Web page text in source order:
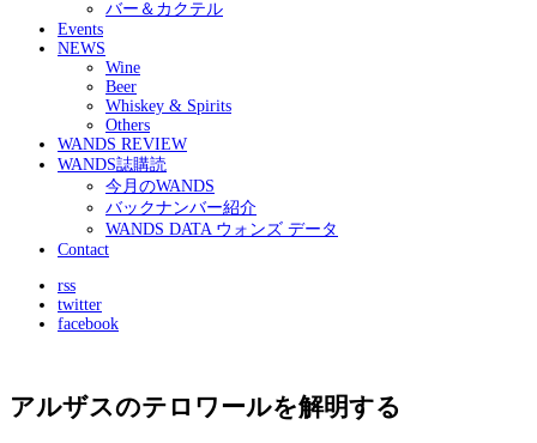
バー＆カクテル
Events
NEWS
Wine
Beer
Whiskey & Spirits
Others
WANDS REVIEW
WANDS誌購読
今月のWANDS
バックナンバー紹介
WANDS DATA ウォンズ データ
Contact
rss
twitter
facebook
アルザスのテロワールを解明する